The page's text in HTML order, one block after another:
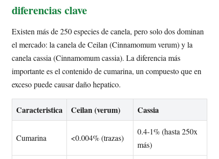
diferencias clave
Existen más de 250 especies de canela, pero solo dos dominan
el mercado: la canela de Ceilan (Cinnamomum verum) y la
canela cassia (Cinnamomum cassia). La diferencia más
importante es el contenido de cumarina, un compuesto que en
exceso puede causar daño hepatico.
Caracteristica Ceilan (verum) Cassia
Cumarina <0.004% (trazas)
0.4-1% (hasta 250x
más)